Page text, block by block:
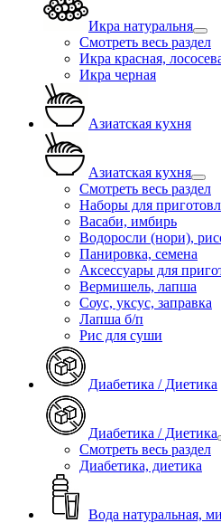
Икра натуральня
Смотреть весь раздел
Икра красная,
Икра черная
Азиатская кухня
Азиатская кухня
Смотреть весь раздел
Наборы для
Васаби, имбирь
Водоросли (нори),
Панировка, семена
Аксессуары для
Вермишель, лапша
Соус, уксус, заправка
Лапша б/п
Рис для суши
Диабетика / Диетика
Диабетика / Диетика
Смотреть весь раздел
Диабетика, диетика
Вода натуральная,